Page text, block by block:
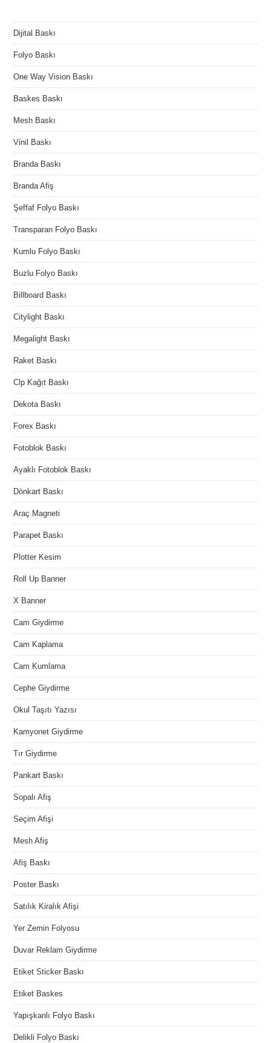
Dijital Baskı
Folyo Baskı
One Way Vision Baskı
Baskes Baskı
Mesh Baskı
Vinil Baskı
Branda Baskı
Branda Afiş
Şeffaf Folyo Baskı
Transparan Folyo Baskı
Kumlu Folyo Baskı
Buzlu Folyo Baskı
Billboard Baskı
Citylight Baskı
Megalight Baskı
Raket Baskı
Clp Kağıt Baskı
Dekota Baskı
Forex Baskı
Fotoblok Baskı
Ayaklı Fotoblok Baskı
Dönkart Baskı
Araç Magneti
Parapet Baskı
Plotter Kesim
Roll Up Banner
X Banner
Cam Giydirme
Cam Kaplama
Cam Kumlama
Cephe Giydirme
Okul Taşıtı Yazısı
Kamyonet Giydirme
Tır Giydirme
Pankart Baskı
Sopalı Afiş
Seçim Afişi
Mesh Afiş
Afiş Baskı
Poster Baskı
Satılık Kiralık Afişi
Yer Zemin Folyosu
Duvar Reklam Giydirme
Etiket Sticker Baskı
Etiket Baskes
Yapışkanlı Folyo Baskı
Delikli Folyo Baskı